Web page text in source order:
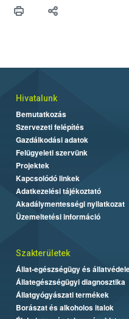
Hivatalunk
Bemutatkozás
Szervezeti felépítés
Gazdálkodási adatok
Felügyeleti szervünk
Projektek
Kapcsolódó linkek
Adatkezelési tájékoztató
Akadálymentességi nyilatkozat
Üzemeltetési információ
Szakterületek
Állat-egészségügy és
Állategészségügyi diagnosztika
Állatgyógyászati termékek
Borászat és alkoholos italok